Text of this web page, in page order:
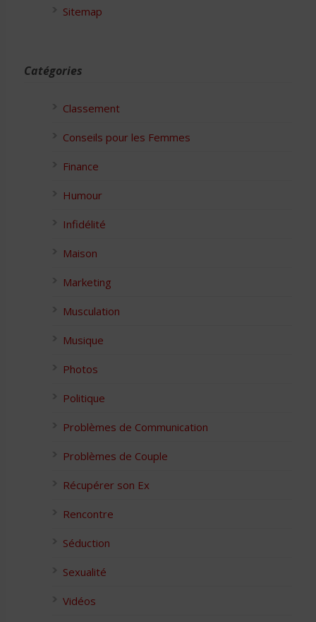
Sitemap
Catégories
Classement
Conseils pour les Femmes
Finance
Humour
Infidélité
Maison
Marketing
Musculation
Musique
Photos
Politique
Problèmes de Communication
Problèmes de Couple
Récupérer son Ex
Rencontre
Séduction
Sexualité
Vidéos